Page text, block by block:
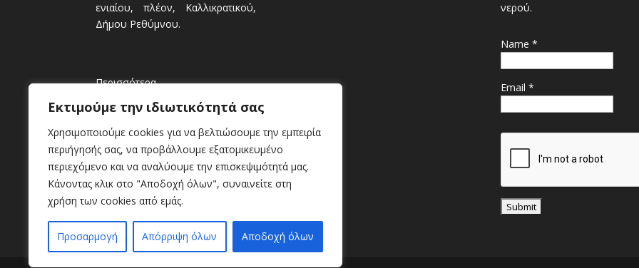
Εκτιμούμε την ιδιωτικότητά σας
Χρησιμοποιούμε cookies για να βελτιώσουμε την εμπειρία
περιήγησής σας, να προβάλλουμε εξατομικευμένο
περιεχόμενο και να αναλύουμε την επισκεψιμότητά μας.
Κάνοντας κλικ στο "Αποδοχή όλων", συναινείτε στη
χρήση των cookies από εμάς.
Προσαρμογή Απόρριψη όλων Αποδοχή όλων
ενιαίου, πλέον, Καλλικρατικού,
Δήμου Ρεθύμνου.
Περισσότερα
νερού.
Name *
Email *